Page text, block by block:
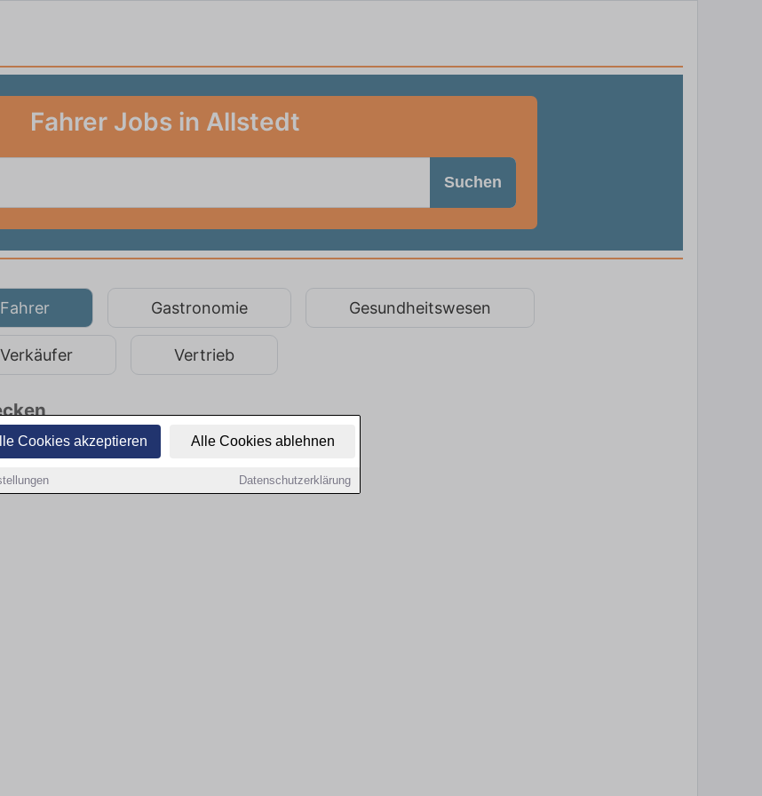
Cookies akzeptieren Alle Cookies ablehnen
Datenschutzerklärung
Fahrer Jobs in Allstedt
Suchen
Fahrer Gastronomie Gesundheitswesen
Verkäufer Vertrieb
Stellenangebote für Fahrer in Allstedt